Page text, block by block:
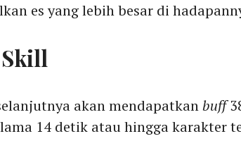
es yang lebih besar di
akan mendapatkanbuff
14 detik atau hingga karakter